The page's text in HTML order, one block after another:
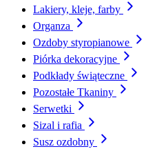
Lakiery, kleje, farby
Organza
Ozdoby styropianowe
Piórka dekoracyjne
Podkłady świąteczne
Pozostałe Tkaniny
Serwetki
Sizal i rafia
Susz ozdobny